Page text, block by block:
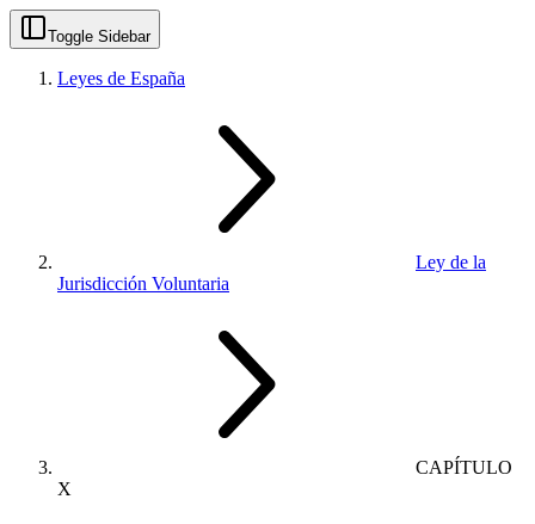
Toggle Sidebar
Leyes de España
Ley de la
Jurisdicción Voluntaria
CAPÍTULO
X